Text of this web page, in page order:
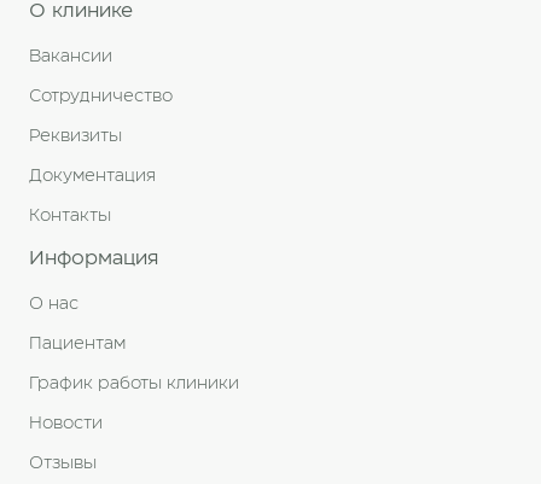
Информация
О нас
Пациентам
График работы клиники
Новости
Отзывы
О клинике
Вакансии
Сотрудничество
Реквизиты
Документация
Контакты